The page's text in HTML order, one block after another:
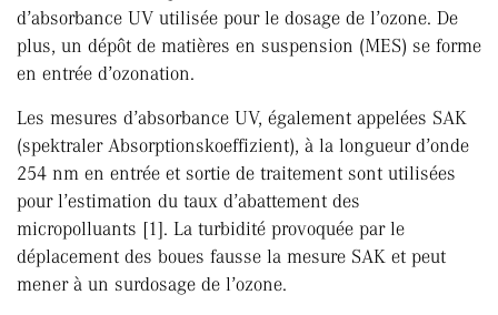
d’absorbance UV utilisée pour le dosage de l’ozone. De
plus, un dépôt de matières en suspension (MES) se forme
en entrée d’ozonation.
Les mesures d’absorbance UV, également appelées SAK
(spektraler Absorptionskoeffizient), à la longueur d’onde
254 nm en entrée et sortie de traitement sont utilisées
pour l’estimation du taux d’abattement des
micropolluants [1]. La turbidité provoquée par le
déplacement des boues fausse la mesure SAK et peut
mener à un surdosage de l’ozone.